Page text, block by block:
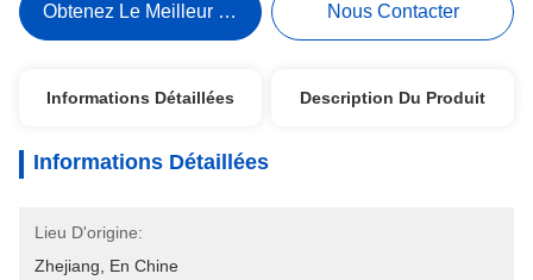
Obtenez Le Meilleur Prix Nous Contacter
Informations Détaillées Description Du Produit
Informations Détaillées
Lieu D'origine:
Zhejiang, En Chine